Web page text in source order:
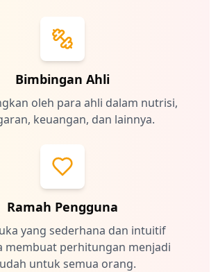
Bimbingan Ahli
oleh para ahli dalam nutrisi,
keuangan, dan lainnya.
Ramah Pengguna
yang sederhana dan intuitif
membuat perhitungan menjadi
untuk semua orang.